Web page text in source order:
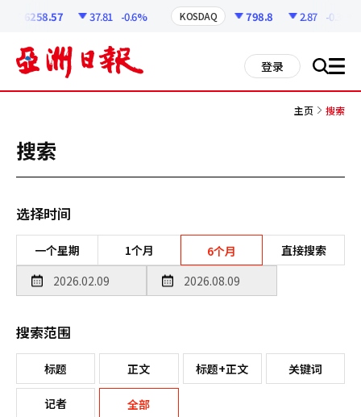
6258.57 37.81 -0.6% KOSDAQ 798.8 2.87 -0.36%
登录 搜 all
主页 搜索
搜索
选择时间
一个星期 1个月 6个月 直接搜索
搜索范围
标题 正文 标题+正文 关键词
记者 全部